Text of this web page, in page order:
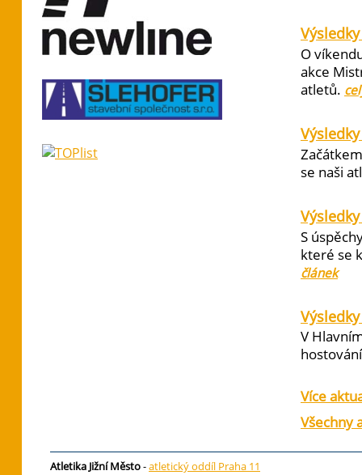
O
akce
atletů.
se naši
S
které se
článek
V
Více
Všechny
Atletika Jižní Město-atletický oddíl Praha 11